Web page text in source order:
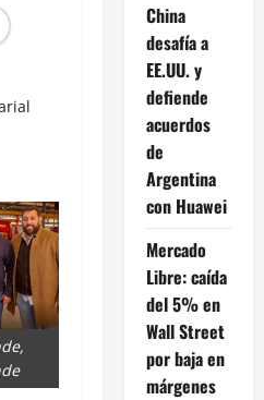
China
desafía a
EE.UU. y
defiende
acuerdos
de
Argentina
con Huawei
Mercado
Libre: caída
del 5% en
Wall Street
por baja en
márgenes